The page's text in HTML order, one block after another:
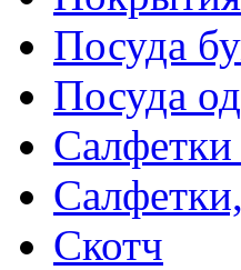
Посуда
Посуда
Салфетки
Скотч